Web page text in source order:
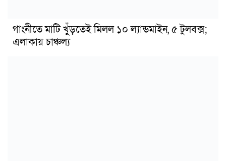
গাংনীতে মাটি খুঁড়তেই মিলল ১০ ল্যান্ডমাইন, ৫ টুলবক্স;
এলাকায় চাঞ্চল্য